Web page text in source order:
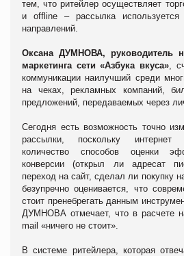
тем, что ритейлер осуществляет
и offline
– рассылка
направлений.
Оксана ДУМНОВА, руководитель
маркетинга сети «Азбука вкуса» ,
коммуникации наилучший среди
на чеках, рекламных компаний,
предложений, передаваемых через
Сегодня есть возможность точно
рассылки, поскольку интернет
количество способов оценки
конверсии (открыл ли адресат
переход на сайт, сделал ли покупку
безупречно оценивается, что
стоит пренебрегать данным
ДУМНОВА отмечает, что в расчете
mail «ничего не стоит».
В системе ритейлера, которая